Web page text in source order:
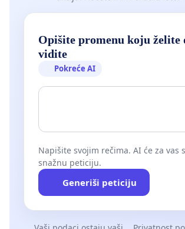
Opišite promenu koju želite
vidite
Pokreće AI
Napišite svojim rečima. AI će za vas
snažnu peticiju.
Generiši peticiju